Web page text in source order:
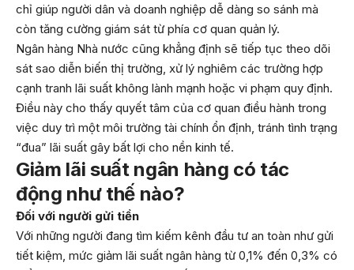
chỉ giúp người dân và doanh nghiệp dễ dàng so sánh mà
còn tăng cường giám sát từ phía cơ quan quản lý.
Ngân hàng Nhà nước cũng khẳng định sẽ tiếp tục theo dõi
sát sao diễn biến thị trường, xử lý nghiêm các trường hợp
cạnh tranh lãi suất không lành mạnh hoặc vi phạm quy định.
Điều này cho thấy quyết tâm của cơ quan điều hành trong
việc duy trì một môi trường tài chính ổn định, tránh tình trạng
“đua” lãi suất gây bất lợi cho nền kinh tế.
Giảm lãi suất ngân hàng có tác
động như thế nào?
Đối với người gửi tiền
Với những người đang tìm kiếm kênh đầu tư an toàn như gửi
tiết kiệm, mức giảm lãi suất ngân hàng từ 0,1% đến 0,3% có